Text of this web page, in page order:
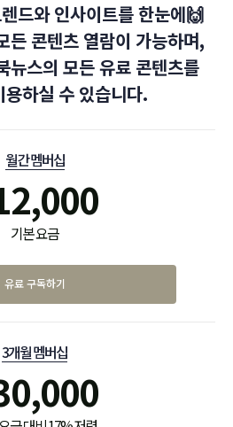
드와 인사이트를 한눈에🙌
든 콘텐츠 열람이 가능하며,
뉴스의 모든 유료 콘텐츠를
하실 수 있습니다.
월간 멤버십
기본 요금
유료 구독하기
3개월 멤버십